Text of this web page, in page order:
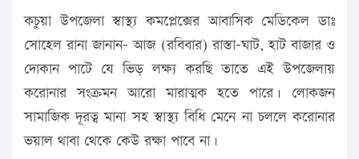
কচুয়া উপজেলা স্বাস্থ্য কমপ্লেক্সের আবাসিক মেডিকেল ডাঃ
সোহেল রানা জানান- আজ (রবিবার) রাস্তা-ঘাট, হাট বাজার ও
দোকান পাটে যে ভিড় লক্ষ্য করছি তাতে এই উপজেলায়
করোনার সংক্রমন আরো মারাত্মক হতে পারে। লোকজন
সামাজিক দূরত্ব মানা সহ স্বাস্থ্য বিধি মেনে না চললে করোনার
ভয়াল থাবা থেকে কেউ রক্ষা পাবে না।